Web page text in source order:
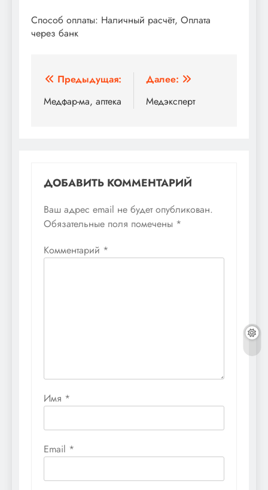
Способ оплаты: Наличный расчёт, Оплата
через банк
Навигация
по
Предыдущая:
Медфар-ма, аптека
Далее:
Медэксперт
ДОБАВИТЬ КОММЕНТАРИЙ
Ваш адрес email не будет опубликован.
Обязательные поля помечены *
Комментарий *
Имя *
Email *